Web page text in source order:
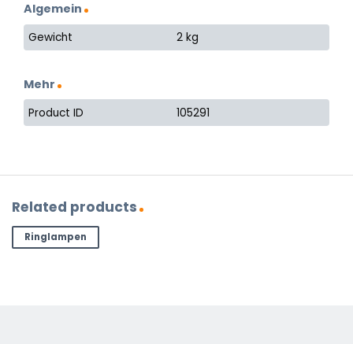
Algemein
Gewicht 2 kg
Mehr
Product ID 105291
Related products
Ringlampen